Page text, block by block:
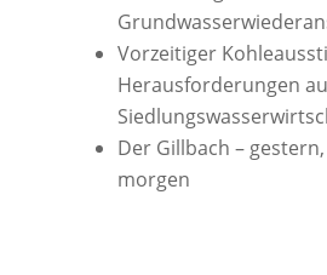
Vorzeitiger
Herausforderungen
Der Gillbach –
morgen